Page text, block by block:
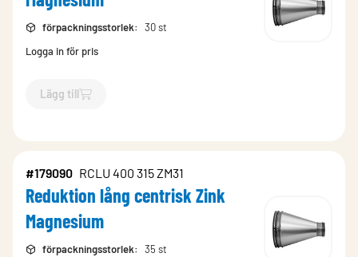
förpackningsstorlek:
30 st
Logga in för pris
Lägg till
`$Lägg till
#179090 RCLU 400 315 ZM31
Reduktion lång centrisk Zink
Magnesium
förpackningsstorlek:
35 st